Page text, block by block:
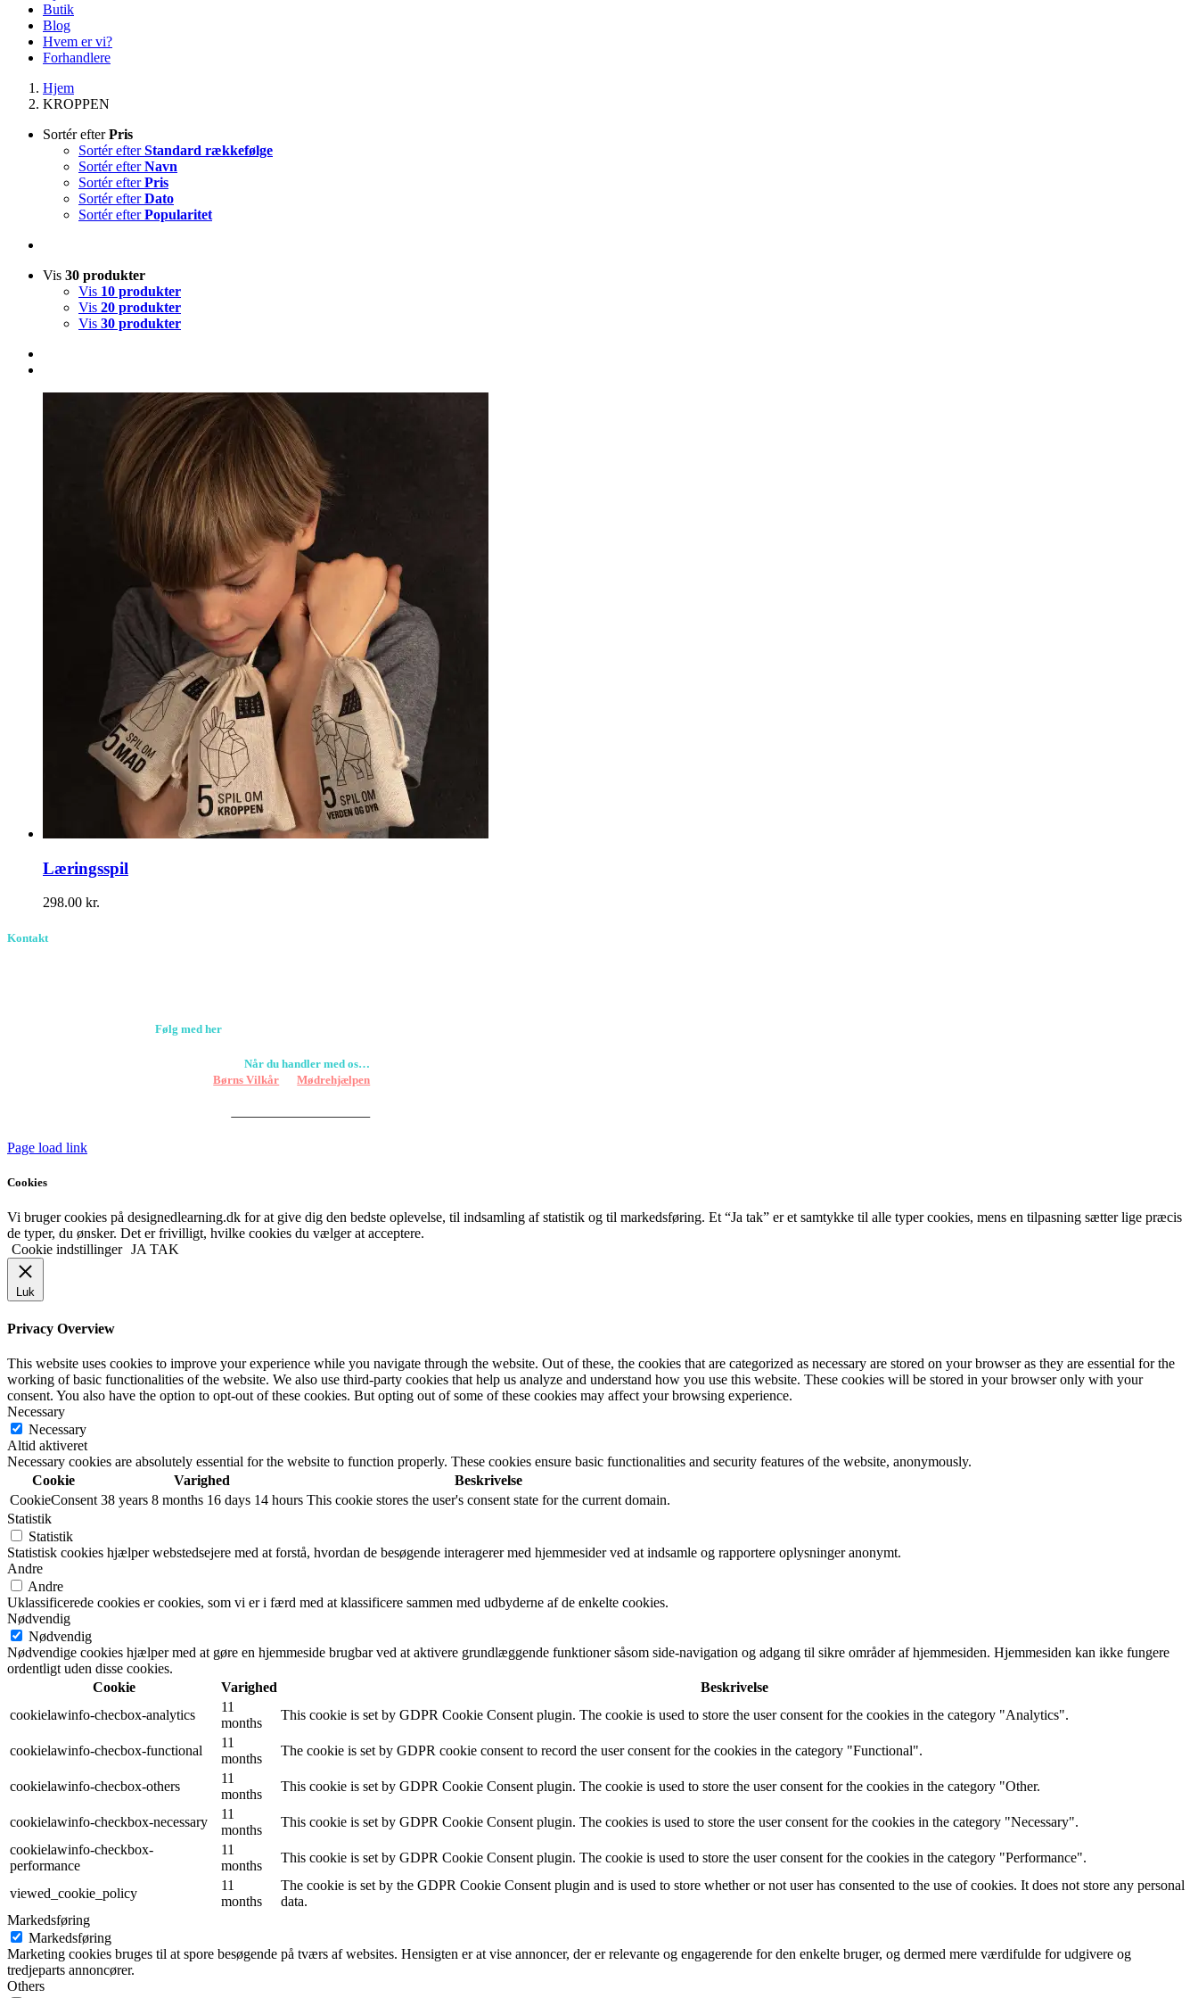
Butik
Blog
Hvem er vi?
Forhandlere
Hjem
KROPPEN
Sortér efterPris
Sortér efterStandard rækkefølge
Sortér efterNavn
Sortér efterPris
Sortér efterDato
Sortér efterPopularitet
Vis 30 produkter
Vis 10 produkter
Vis 20 produkter
Vis 30 produkter
Læringsspil
298.00 kr.
Kontakt
Følg med her
Når du handler med os…
Støtter viBørns Vilkår ogMødrehjælpen
Page load link
Cookies
Vi bruger cookies på designedlearning.dk for at give dig den bedste oplevelse, til indsamling af statistik og til markedsføring. Et “Ja tak” er et samtykke til alle typer cookies, mens en tilpasning sætter lige præcis
de typer, du ønsker. Det er frivilligt, hvilke cookies du vælger at acceptere.
Cookie indstillinger JA TAK
Luk
Privacy Overview
This website uses cookies to improve your experience while you navigate through the website. Out of these, the cookies that are categorized as necessary are stored on your browser as they are essential for the
working of basic functionalities of the website. We also use third-party cookies that help us analyze and understand how you use this website. These cookies will be stored in your browser only with your
consent. You also have the option to opt-out of these cookies. But opting out of some of these cookies may affect your browsing experience.
Necessary
Necessary
Altid aktiveret
Necessary cookies are absolutely essential for the website to function properly. These cookies ensure basic functionalities and security features of the website, anonymously.
Cookie
Varighed
Beskrivelse
CookieConsent 38 years 8 months 16 days 14 hours This cookie stores the user's consent state for the current domain.
Statistik
Statistik
Statistisk cookies hjælper webstedsejere med at forstå, hvordan de besøgende interagerer med hjemmesider ved at indsamle og rapportere oplysninger anonymt.
Andre
Andre
Uklassificerede cookies er cookies, som vi er i færd med at klassificere sammen med udbyderne af de enkelte cookies.
Nødvendig
Nødvendig
Nødvendige cookies hjælper med at gøre en hjemmeside brugbar ved at aktivere grundlæggende funktioner såsom side-navigation og adgang til sikre områder af hjemmesiden. Hjemmesiden kan ikke fungere
ordentligt uden disse cookies.
Cookie
Varighed
Beskrivelse
cookielawinfo-checbox-analytics
11
months
This cookie is set by GDPR Cookie Consent plugin. The cookie is used to store the user consent for the cookies in the category "Analytics".
cookielawinfo-checbox-functional
11
months
The cookie is set by GDPR cookie consent to record the user consent for the cookies in the category "Functional".
cookielawinfo-checbox-others
11
months
This cookie is set by GDPR Cookie Consent plugin. The cookie is used to store the user consent for the cookies in the category "Other.
cookielawinfo-checkbox-necessary
11
months
This cookie is set by GDPR Cookie Consent plugin. The cookies is used to store the user consent for the cookies in the category "Necessary".
cookielawinfo-checkbox-
performance
11
months
This cookie is set by GDPR Cookie Consent plugin. The cookie is used to store the user consent for the cookies in the category "Performance".
viewed_cookie_policy
11
months
The cookie is set by the GDPR Cookie Consent plugin and is used to store whether or not user has consented to the use of cookies. It does not store any personal
data.
Markedsføring
Markedsføring
Marketing cookies bruges til at spore besøgende på tværs af websites. Hensigten er at vise annoncer, der er relevante og engagerende for den enkelte bruger, og dermed mere værdifulde for udgivere og
tredjeparts annoncører.
Others